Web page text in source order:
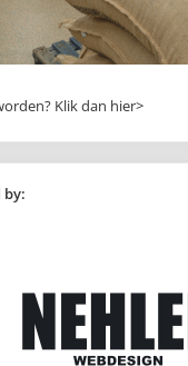
Klik dan hier>
by: